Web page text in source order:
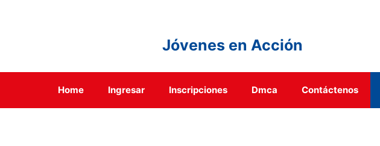
Jóvenes en Acción
Home Ingresar Inscripciones Dmca Contáctenos